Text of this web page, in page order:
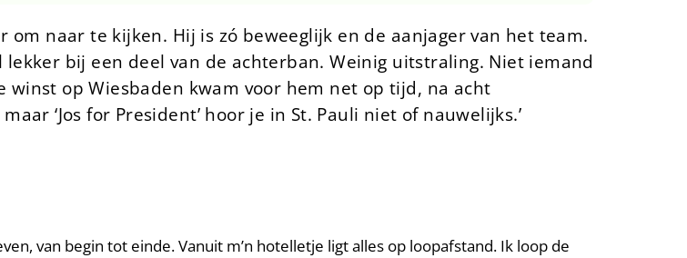
naar te kijken. Hij is zó beweeglijk en de aanjager van het team.
bij een deel van de achterban. Weinig uitstraling. Niet iemand
op Wiesbaden kwam voor hem net op tijd, na acht
‘Jos for President’ hoor je in St. Pauli niet of nauwelijks.’
van begin tot einde. Vanuit m’n hotelletje ligt alles op loopafstand. Ik loop de